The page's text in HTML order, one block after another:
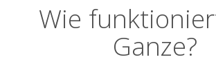
Wie
Ganze?